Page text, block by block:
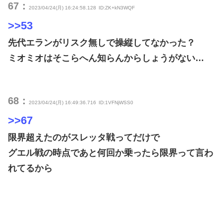
67： 2023/04/24(月) 16:24:58.128 ID:ZK+kN3WQF
>>53
先代エランがリスク無しで操縦してなかった？
ミオミオはそこらへん知らんからしょうがない…
68： 2023/04/24(月) 16:49:36.716 ID:1VFNjWSS0
>>67
限界超えたのがスレッタ戦ってだけで
グエル戦の時点であと何回か乗ったら限界って言わ
れてるから